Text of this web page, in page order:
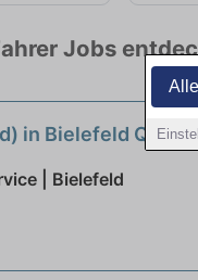
Jobs
in Bielefeld
| Bielefeld